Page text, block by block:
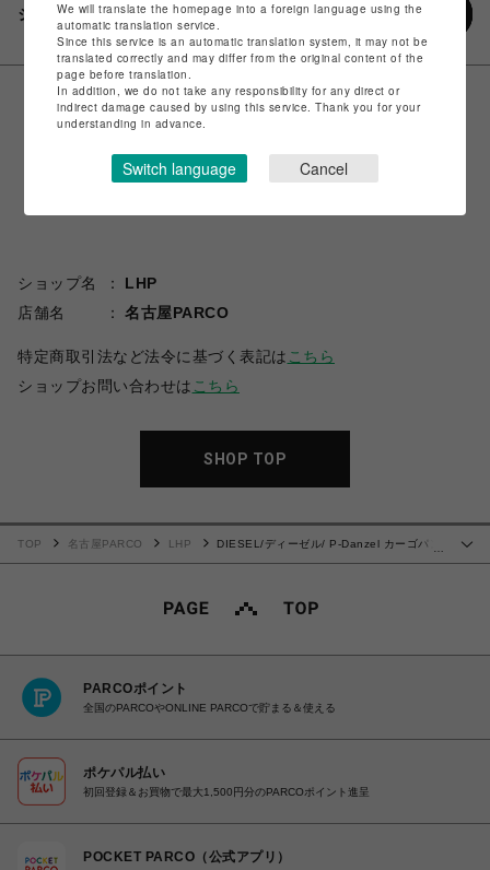
シェアする
ショップ名
LHP
店舗名
名古屋PARCO
特定商取引法など法令に基づく表記は こちら
ショップお問い合わせは こちら
SHOP TOP
…
TOP 名古屋PARCO LHP
DIESEL/ディーゼル/ P-Danzel カーゴパン
PARCOポイント
全国のPARCOやONLINE PARCOで貯まる＆使える
ポケパル払い
初回登録＆お買物で最大1,500円分のPARCOポイント進呈
POCKET PARCO（公式アプリ）
We will translate the homepage into a foreign language using the
automatic translation service.
Since this service is an automatic translation system, it may not be
translated correctly and may differ from the original content of the
page before translation.
In addition, we do not take any responsibility for any direct or
indirect damage caused by using this service. Thank you for your
understanding in advance.
Switch language Cancel